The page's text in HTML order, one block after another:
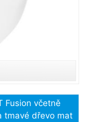
Fusion včetně
tmavé dřevo mat